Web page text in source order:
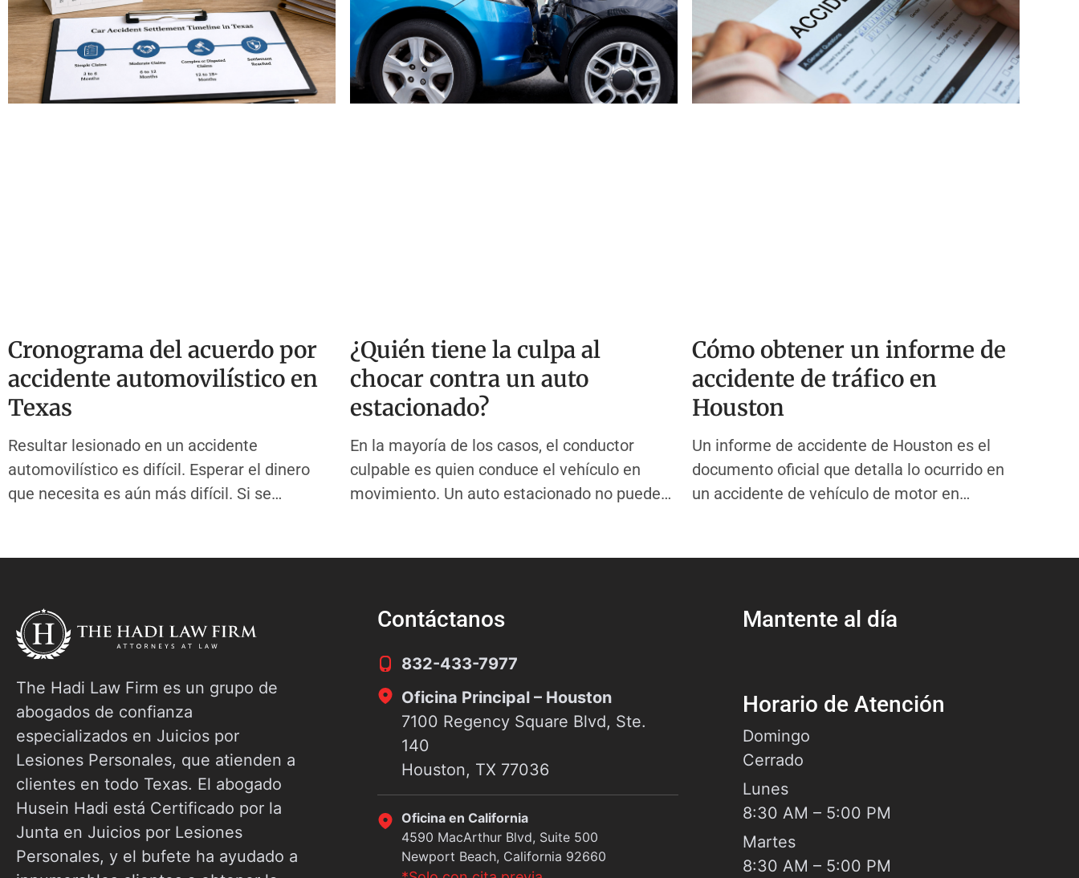
Cronograma del acuerdo por
accidente automovilístico en
Texas
Resultar lesionado en un accidente
automovilístico es difícil. Esperar el dinero
que necesita es aún más difícil. Si se
accidente
¿Quién tiene la culpa al
chocar contra un auto
estacionado?
En la mayoría de los casos, el conductor
culpable es quien conduce el vehículo en
movimiento. Un auto estacionado no puede
Este
Cómo obtener un informe de
accidente de tráfico en
Houston
Un informe de accidente de Houston es el
documento oficial que detalla lo ocurrido en
un accidente de vehículo de motor en
The Hadi Law Firm es un grupo de
abogados de confianza
especializados en Juicios por
Lesiones Personales, que atienden a
clientes en todo Texas. El abogado
Husein Hadi está Certificado por la
Junta en Juicios por Lesiones
Personales, y el bufete ha ayudado a
Contáctanos
832-433-7977
Oficina Principal – Houston
7100 Regency Square Blvd, Ste.
140
Houston, TX 77036
Oficina en California
4590 MacArthur Blvd, Suite 500
Newport Beach, California 92660
Mantente al día
Horario de Atención
Domingo
Cerrado
Lunes
8:30 AM – 5:00 PM
Martes
8:30 AM – 5:00 PM